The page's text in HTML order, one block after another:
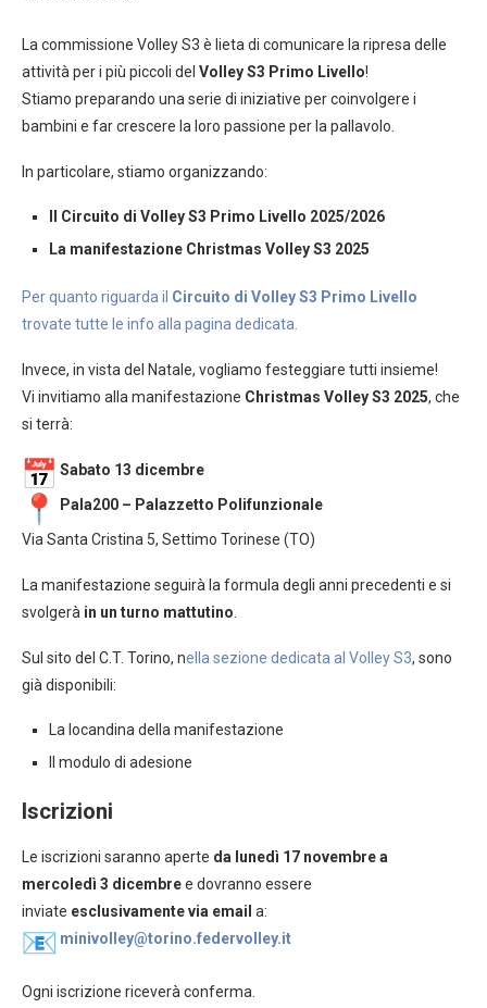
La commissione Volley S3 è lieta di comunicare la ripresa delle
attività per i più piccoli del Volley S3 Primo Livello!
Stiamo preparando una serie di iniziative per coinvolgere i
bambini e far crescere la loro passione per la pallavolo.
In particolare, stiamo organizzando:
Il Circuito di Volley S3 Primo Livello 2025/2026
La manifestazione Christmas Volley S3 2025
Per quanto riguarda il Circuito di Volley S3 Primo Livello
trovate tutte le info alla pagina dedicata.
Invece, in vista del Natale, vogliamo festeggiare tutti insieme!
Vi invitiamo alla manifestazione Christmas Volley S3 2025, che
si terrà:
Sabato 13 dicembre
Pala200 – Palazzetto Polifunzionale
Via Santa Cristina 5, Settimo Torinese (TO)
La manifestazione seguirà la formula degli anni precedenti e si
svolgerà in un turno mattutino
Sul sito del C.T. Torino, nella sezione dedicata al Volley S3, sono
già disponibili:
La locandina della manifestazione
Il modulo di adesione
Iscrizioni
Le iscrizioni saranno aperte da lunedì 17 novembre a
mercoledì 3 dicembree dovranno essere
inviate esclusivamente via email a:
minivolley@torino.federvolley.it
Ogni iscrizione riceverà conferma.